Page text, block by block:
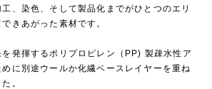
、染色、そして製品化までがひとつのエリ
きあがった素材です。
発揮するポリプロピレン（PP) 製疎水性ア
に別途ウールか化繊ベースレイヤーを重ね
。